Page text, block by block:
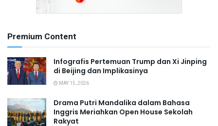
Premium Content
Infografis Pertemuan Trump dan Xi Jinping
di Beijing dan Implikasinya
MAY 15, 2026
Drama Putri Mandalika dalam Bahasa
Inggris Meriahkan Open House Sekolah
Rakyat